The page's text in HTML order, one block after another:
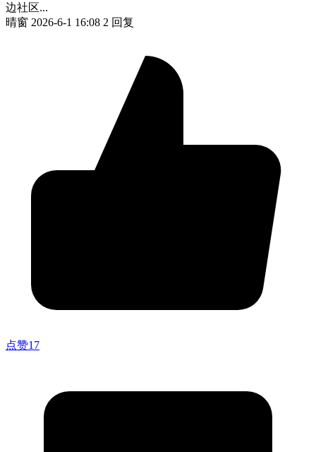
边社区...
晴窗 2026-6-1 16:08 2 回复
点赞17